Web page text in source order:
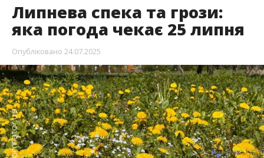
Липнева спека та грози:
яка погода чекає 25 липня
Опубліковано 24.07.2025